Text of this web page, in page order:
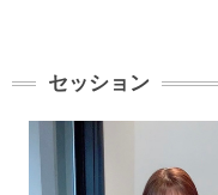
セッション